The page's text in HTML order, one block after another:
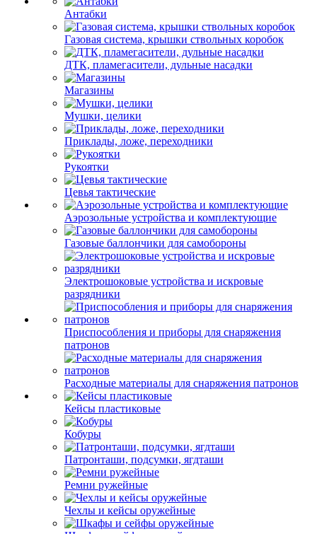
Антабки
Газовая система, крышки ствольных коробок
ДТК, пламегасители, дульные насадки
Магазины
Мушки, целики
Приклады, ложе, переходники
Рукоятки
Цевья тактические
Аэрозольные устройства и комплектующие
Газовые баллончики для самобороны
Электрошоковые устройства и искровые
разрядники
Приспособления и приборы для снаряжения
патронов
Расходные материалы для снаряжения патронов
Кейсы пластиковые
Кобуры
Патронташи, подсумки, ягдташи
Ремни ружейные
Чехлы и кейсы оружейные